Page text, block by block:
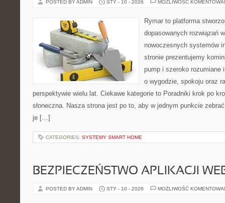
POSTED BY ADMIN STY - 10 - 2026 MOŻLIWOŚĆ
Rymar to platforma
dopasowanych rozwiązań
nowoczesnych systemów
stronie prezentujemy
pump i szeroko rozumiane
o wygodzie, spokoju oraz
perspektywie wielu lat. Ciekawe kategorie to Poradniki krok po
słoneczna. Nasza strona jest po to, aby w jednym punkcie
je […]
CATEGORIES: SYSTEMY SMART HOME
BEZPIECZEŃSTWO APLIKACJI
POSTED BY ADMIN STY - 10 - 2026 MOŻLIWOŚĆ